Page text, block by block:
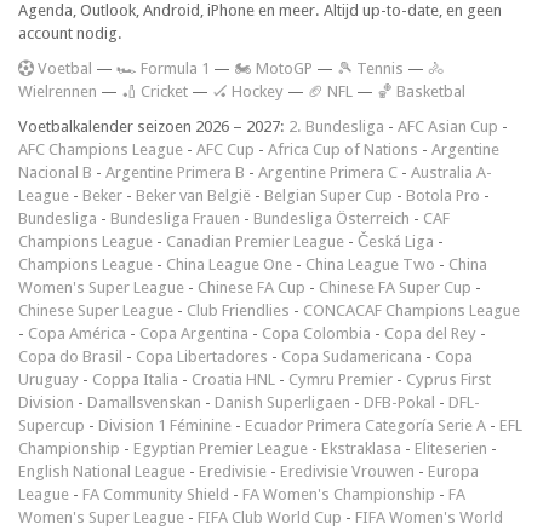
Agenda, Outlook, Android, iPhone en meer. Altijd up-to-date, en geen
account nodig.
Voetbal — 🏎️ Formula 1 — 🏍 MotoGP — 🎾 Tennis — 🚴
Wielrennen — 🏏 Cricket — 🏑 Hockey — 🏈 NFL — 🏀 Basketbal
Voetbalkalender seizoen 2026 – 2027: 2. Bundesliga - AFC Asian Cup -
AFC Champions League - AFC Cup - Africa Cup of Nations - Argentine
Nacional B - Argentine Primera B - Argentine Primera C - Australia A-
League - Beker - Beker van België - Belgian Super Cup - Botola Pro -
Bundesliga - Bundesliga Frauen - Bundesliga Österreich - CAF
Champions League - Canadian Premier League - Česká Liga -
Champions League - China League One - China League Two - China
Women's Super League - Chinese FA Cup - Chinese FA Super Cup -
Chinese Super League - Club Friendlies - CONCACAF Champions League
- Copa América - Copa Argentina - Copa Colombia - Copa del Rey -
Copa do Brasil - Copa Libertadores - Copa Sudamericana - Copa
Uruguay - Coppa Italia - Croatia HNL - Cymru Premier - Cyprus First
Division - Damallsvenskan - Danish Superligaen - DFB-Pokal - DFL-
Supercup - Division 1 Féminine - Ecuador Primera Categoría Serie A - EFL
Championship - Egyptian Premier League - Ekstraklasa - Eliteserien -
English National League - Eredivisie - Eredivisie Vrouwen - Europa
League - FA Community Shield - FA Women's Championship - FA
Women's Super League - FIFA Club World Cup - FIFA Women's World